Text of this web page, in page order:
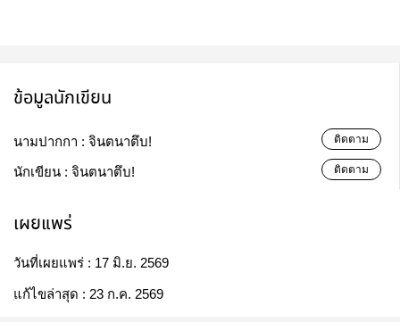
ข้อมูลนักเขียน
นามปากกา : จินตนาตึบ! ติดตาม
นักเขียน : จินตนาตึบ! ติดตาม
เผยแพร่
วันที่เผยแพร่ : 17 มิ.ย. 2569
แก้ไขล่าสุด : 23 ก.ค. 2569